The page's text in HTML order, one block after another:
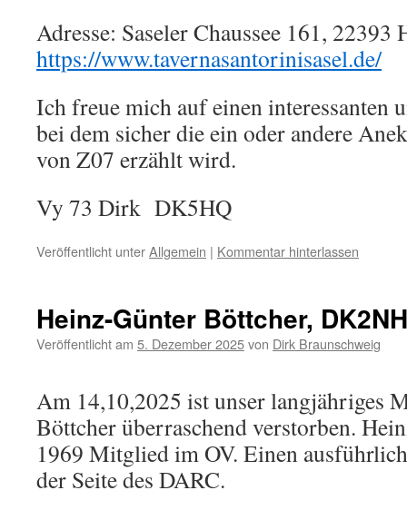
Adresse: Saseler Chaussee 161, 22393
https://www.tavernasantorinisasel.de/
Ich freue mich auf einen interessanten
bei dem sicher die ein oder andere
von Z07 erzählt wird.
Vy 73 Dirk DK5HQ
Veröffentlicht unterAllgemein | Kommentar hinterlassen
Heinz-Günter Böttcher,
Veröffentlicht am 5. Dezember 2025von Dirk Braunschweig
Am 14,10,2025 ist unser langjähriges
Böttcher überraschend verstorben.
1969 Mitglied im OV. Einen
der Seite des DARC.